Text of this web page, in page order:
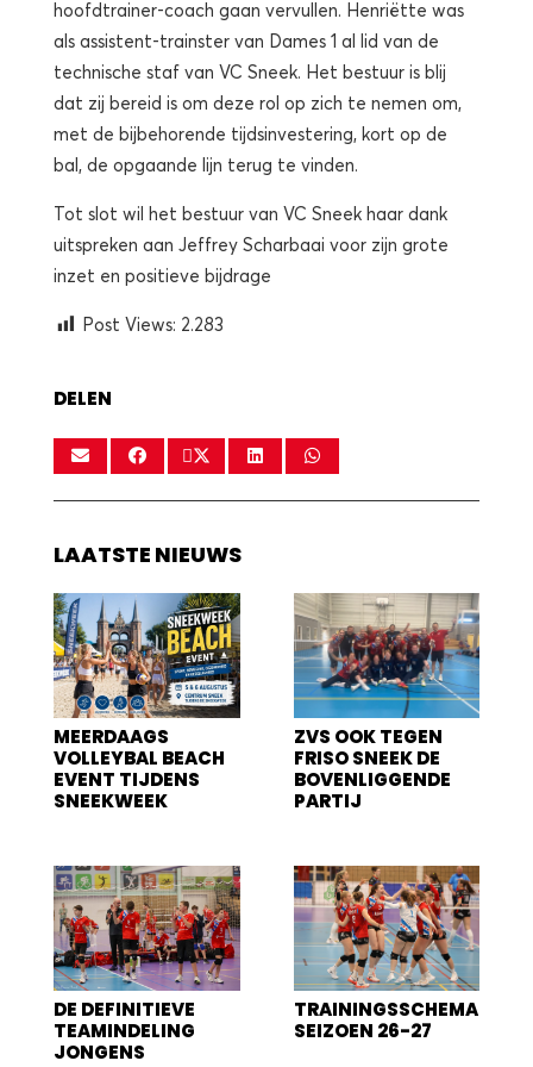
hoofdtrainer-coach gaan vervullen. Henriëtte was
als assistent-trainster van Dames 1 al lid van de
technische staf van VC Sneek. Het bestuur is blij
dat zij bereid is om deze rol op zich te nemen om,
met de bijbehorende tijdsinvestering, kort op de
bal, de opgaande lijn terug te vinden.
Tot slot wil het bestuur van VC Sneek haar dank
uitspreken aan Jeffrey Scharbaai voor zijn grote
inzet en positieve bijdrage
Post Views: 2.283
DELEN
LAATSTE NIEUWS
MEERDAAGS
VOLLEYBAL BEACH
EVENT TIJDENS
SNEEKWEEK
ZVS OOK TEGEN
FRISO SNEEK DE
BOVENLIGGENDE
PARTIJ
DE DEFINITIEVE
TEAMINDELING
JONGENS
TRAININGSSCHEMA
SEIZOEN 26-27